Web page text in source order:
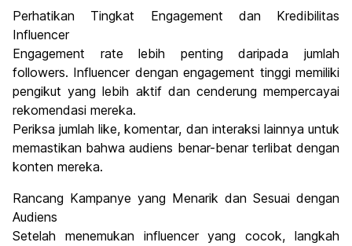
Perhatikan Tingkat Engagement dan Kredibilitas
Influencer
Engagement rate lebih penting daripada jumlah
followers. Influencer dengan engagement tinggi memiliki
pengikut yang lebih aktif dan cenderung mempercayai
rekomendasi mereka.
Periksa jumlah like, komentar, dan interaksi lainnya untuk
memastikan bahwa audiens benar-benar terlibat dengan
konten mereka.
Rancang Kampanye yang Menarik dan Sesuai dengan
Audiens
Setelah menemukan influencer yang cocok, langkah